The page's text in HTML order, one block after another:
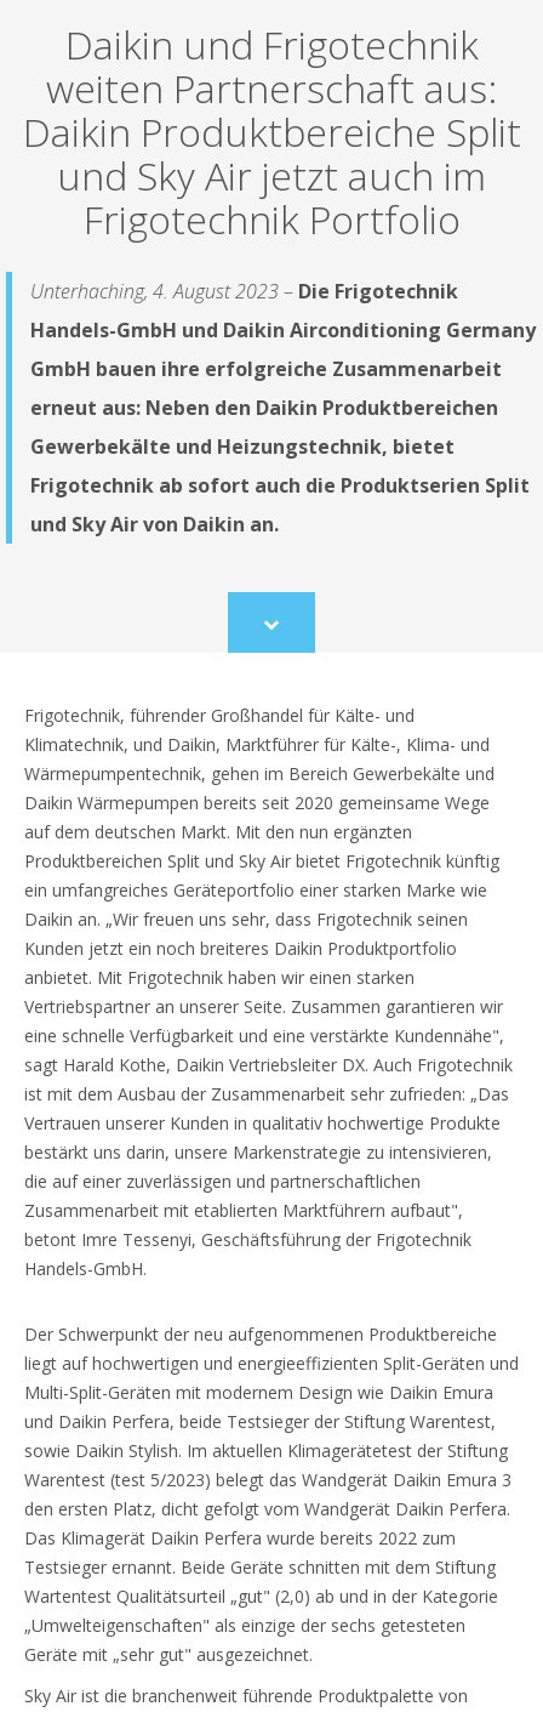
Daikin und Frigotechnik
weiten Partnerschaft aus:
Daikin Produktbereiche Split
und Sky Air jetzt auch im
Frigotechnik Portfolio
Unterhaching, 4. August 2023– Die Frigotechnik
Handels-GmbH und Daikin Airconditioning Germany
GmbH bauen ihre erfolgreiche Zusammenarbeit
erneut aus: Neben den Daikin Produktbereichen
Gewerbekälte und Heizungstechnik, bietet
Frigotechnik ab sofort auch die Produktserien Split
und Sky Air von Daikin an.
Scroll
to
Frigotechnik, führender Großhandel für Kälte- und
Klimatechnik, und Daikin, Marktführer für Kälte-, Klima- und
Wärmepumpentechnik, gehen im Bereich Gewerbekälte und
Daikin Wärmepumpen bereits seit 2020 gemeinsame Wege
auf dem deutschen Markt. Mit den nun ergänzten
Produktbereichen Split und Sky Air bietet Frigotechnik künftig
ein umfangreiches Geräteportfolio einer starken Marke wie
Daikin an. „Wir freuen uns sehr, dass Frigotechnik seinen
Kunden jetzt ein noch breiteres Daikin Produktportfolio
anbietet. Mit Frigotechnik haben wir einen starken
Vertriebspartner an unserer Seite. Zusammen garantieren wir
eine schnelle Verfügbarkeit und eine verstärkte Kundennähe",
sagt Harald Kothe, Daikin Vertriebsleiter DX. Auch Frigotechnik
ist mit dem Ausbau der Zusammenarbeit sehr zufrieden: „Das
Vertrauen unserer Kunden in qualitativ hochwertige Produkte
bestärkt uns darin, unsere Markenstrategie zu intensivieren,
die auf einer zuverlässigen und partnerschaftlichen
Zusammenarbeit mit etablierten Marktführern aufbaut",
betont Imre Tessenyi, Geschäftsführung der Frigotechnik
Handels-GmbH.
Der Schwerpunkt der neu aufgenommenen Produktbereiche
liegt auf hochwertigen und energieeffizienten Split-Geräten und
Multi-Split-Geräten mit modernem Design wie Daikin Emura
und Daikin Perfera, beide Testsieger der Stiftung Warentest,
sowie Daikin Stylish. Im aktuellen Klimagerätetest der Stiftung
Warentest (test 5/2023) belegt das Wandgerät Daikin Emura 3
den ersten Platz, dicht gefolgt vom Wandgerät Daikin Perfera.
Das Klimagerät Daikin Perfera wurde bereits 2022 zum
Testsieger ernannt. Beide Geräte schnitten mit dem Stiftung
Wartentest Qualitätsurteil „gut" (2,0) ab und in der Kategorie
„Umwelteigenschaften" als einzige der sechs getesteten
Geräte mit „sehr gut" ausgezeichnet.
Sky Air ist die branchenweit führende Produktpalette von